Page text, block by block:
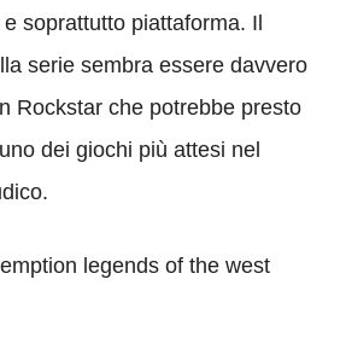
soprattutto piattaforma. Il
serie sembra essere davvero
Rockstar che potrebbe presto
dei giochi più attesi nel